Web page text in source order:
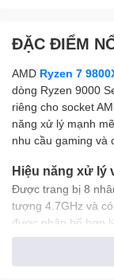
ĐẶC ĐIỂM
AMD Ryzen 7
dòng Ryzen 9000
riêng cho socket
năng xử lý mạnh
nhu cầu gaming và
Hiệu năng xử lý
Được trang bị 8
tượng 4.7GHz và
được phân bổ hợp
L3, giúp tối ưu hiệu